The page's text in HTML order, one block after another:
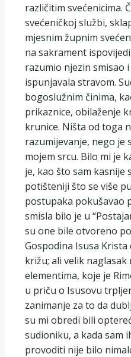
različitim svećenicima.
svećeničkoj službi,
mjesnim župnim
na sakrament
razumio njezin smisao
ispunjavala stravom.
bogoslužnim činima,
prikaznice, obilaženje
krunice. Ništa od toga
razumijevanje, nego je
mojem srcu. Bilo mi je
je, kao što sam
potišteniji što se više
postupaka pokušavao
smisla bilo je u
su one bile otvoreno
Gospodina Isusa
križu; ali velik
elementima, koje je
u priču o Isusovu
zanimanje za to da
su mi obredi bili
sudioniku, a kada sam
provoditi nije bilo